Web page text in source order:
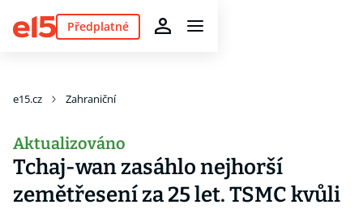
Předplatné
e15.cz Zahraniční
Aktualizováno
Tchaj-wan zasáhlo nejhorší
zemětřesení za 25 let. TSMC kvůli